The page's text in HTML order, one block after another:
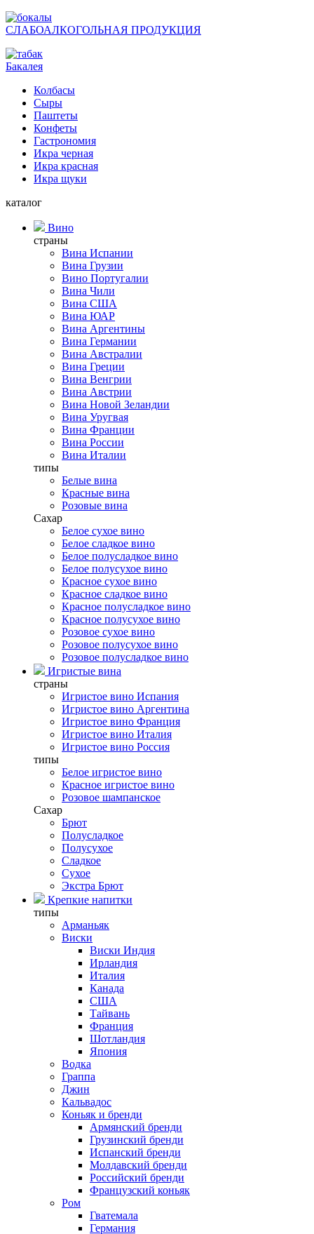
СЛАБОАЛКОГОЛЬНАЯ ПРОДУКЦИЯ
Бакалея
Колбасы
Сыры
Паштеты
Конфеты
Гастрономия
Икра черная
Икра красная
Икра щуки
каталог
Вино
страны
Вина Испании
Вина Грузии
Вино Португалии
Вина Чили
Вина США
Вина ЮАР
Вина Аргентины
Вина Германии
Вина Австралии
Вина Греции
Вина Венгрии
Вина Австрии
Вина Новой Зеландии
Вина Уругвая
Вина Франции
Вина России
Вина Италии
типы
Белые вина
Красные вина
Розовые вина
Сахар
Белое сухое вино
Белое сладкое вино
Белое полусладкое вино
Белое полусухое вино
Красное сухое вино
Красное сладкое вино
Красное полусладкое вино
Красное полусухое вино
Розовое сухое вино
Розовое полусухое вино
Розовое полусладкое вино
Игристые вина
страны
Игристое вино Испания
Игристое вино Аргентина
Игристое вино Франция
Игристое вино Италия
Игристое вино Россия
типы
Белое игристое вино
Красное игристое вино
Розовое шампанское
Сахар
Брют
Полусладкое
Полусухое
Сладкое
Сухое
Экстра Брют
Крепкие напитки
типы
Арманьяк
Виски
Виски Индия
Ирландия
Италия
Канада
США
Тайвань
Франция
Шотландия
Япония
Водка
Граппа
Джин
Кальвадос
Коньяк и бренди
Армянский бренди
Грузинский бренди
Испанский бренди
Молдавский бренди
Российский бренди
Французский коньяк
Ром
Гватемала
Германия